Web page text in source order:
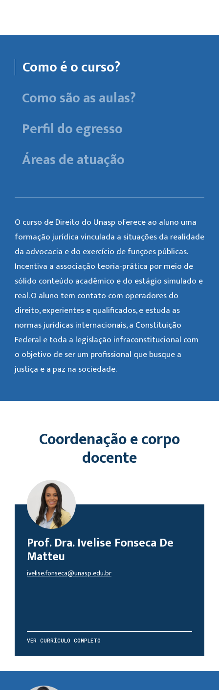
Como é o curso?
Como são as aulas?
Perfil do egresso
Áreas de atuação
O curso de Direito do Unasp oferece ao aluno uma
formação jurídica vinculada a situações da realidade
da advocacia e do exercício de funções públicas.
Incentiva a associação teoria-prática por meio de
sólido conteúdo acadêmico e do estágio simulado e
real. O aluno tem contato com operadores do
direito, experientes e qualificados, e estuda as
normas jurídicas internacionais, a Constituição
Federal e toda a legislação infraconstitucional com
o objetivo de ser um profissional que busque a
justiça e a paz na sociedade.
Coordenação e corpo
docente
Prof. Dra. Ivelise Fonseca De
Matteu
ivelise.fonseca@unasp.edu.br
VER CURRÍCULO COMPLETO